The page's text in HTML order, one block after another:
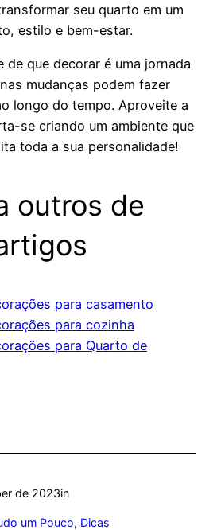
seu quarto em um
estilo e bem-estar.
de que decorar é uma jornada
mudanças podem fazer
longo do tempo. Aproveite a
se criando um ambiente que
toda a sua personalidade!
outros de
para casamento
para cozinha
para Quarto de
de 2023in
um Pouco, Dicas